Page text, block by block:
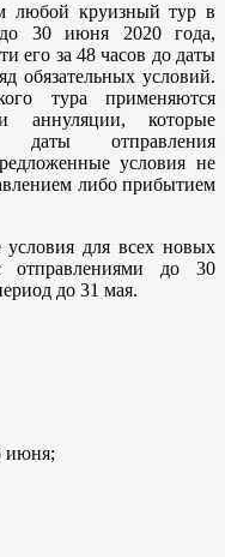
любой круизный тур в
30 июня 2020 года,
его за 48 часов до даты
обязательных условий.
тура применяются
аннуляции, которые
даты отправления
условия не
либо прибытием
условия для всех новых
отправлениями до 30
до 31 мая.
июня;